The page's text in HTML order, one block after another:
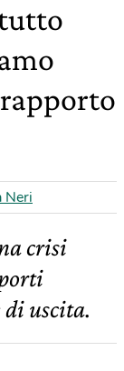
Neri
crisi
di uscita.